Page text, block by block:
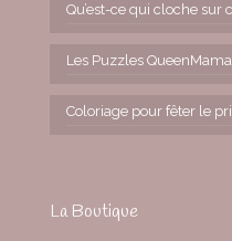
Qu’est-ce qui cloche sur
Les Puzzles
Coloriage pour fêter le
La Boutique